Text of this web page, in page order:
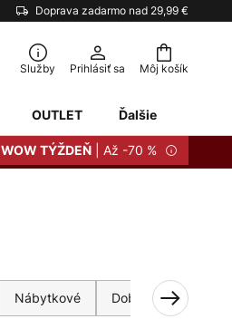
Doprava zadarmo nad 29,99 €
Môj košík
Služby Prihlásiť sa
OUTLET Ďalšie
WOW TÝŽDEŇ | Až -70 %
Nábytkové Dobíjateľné